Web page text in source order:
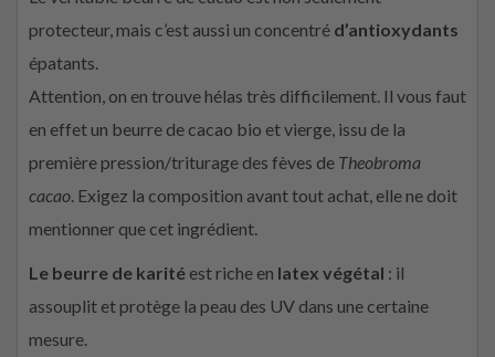
protecteur, mais c’est aussi un concentré d’antioxydants
épatants.
Attention, on en trouve hélas très difficilement. Il vous faut
en effet un beurre de cacao bio et vierge, issu de la
première pression/triturage des fèves de Theobroma
cacao . Exigez la composition avant tout achat, elle ne doit
mentionner que cet ingrédient.
Le beurre de karité est riche en latex végétal : il
assouplit et protège la peau des UV dans une certaine
mesure.